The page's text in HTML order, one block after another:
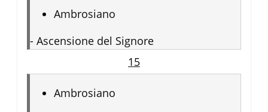
Ambrosiano
- Ascensione del Signore
15
Ambrosiano